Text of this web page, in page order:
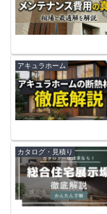
アキュラホーム
カタログ・見積り